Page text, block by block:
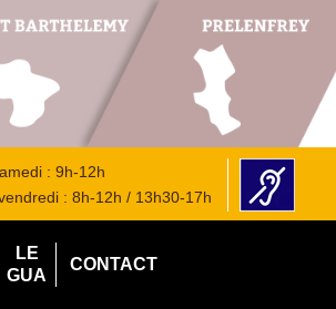
: 9h-12h
: 8h-12h / 13h30-17h
LE
GUA
CONTACT